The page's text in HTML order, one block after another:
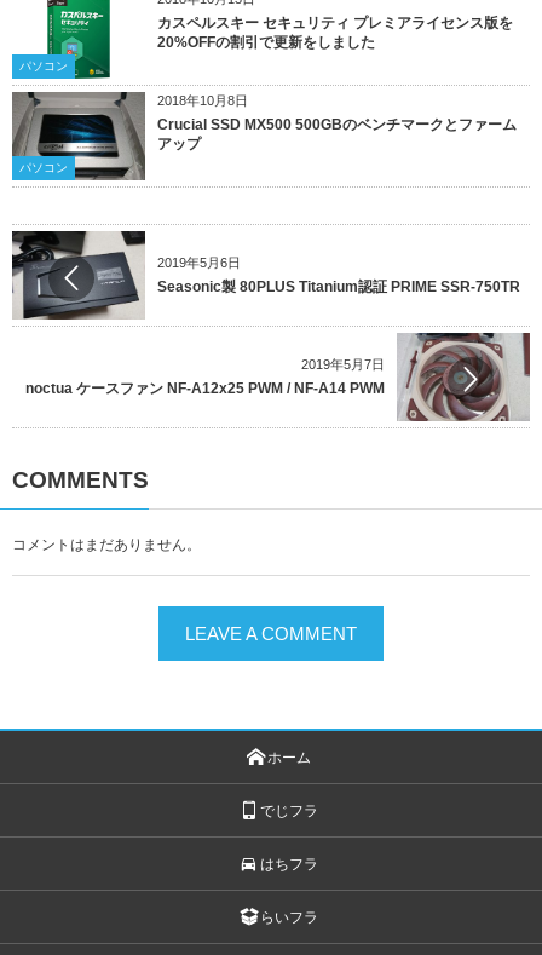
パソコン
カスペルスキー セキュリティ プレミアライセンス版を
20%OFFの割引で更新をしました
2018年10月8日
パソコン
Crucial SSD MX500 500GBのベンチマークとファーム
アップ
2019年5月6日
Seasonic製 80PLUS Titanium認証 PRIME SSR-750TR
2019年5月7日
noctua ケースファン NF-A12x25 PWM / NF-A14 PWM
COMMENTS
コメントはまだありません。
LEAVE A COMMENT
ホーム
でじフラ
はちフラ
らいフラ